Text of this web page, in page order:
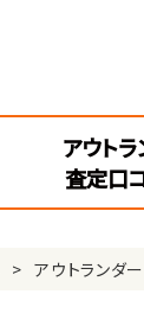
アウト
査定口
アウトランダ